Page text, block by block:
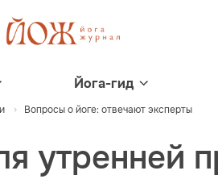
Йога-гид
Вопросы о йоге: отвечают эксперты
утренней